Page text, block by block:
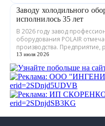
Заводу холодильного
исполнилось 35 лет
В 2026 году завод
оборудования POLAIR
производства.
Республики Марий Эл,
13 июля 2026